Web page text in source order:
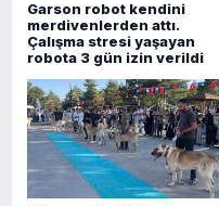
Garson robot kendini
merdivenlerden attı.
Çalışma stresi yaşayan
robota 3 gün izin verildi